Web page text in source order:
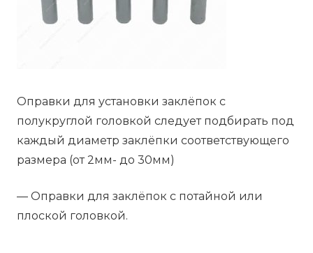
Оправки для установки заклёпок с
полукруглой головкой следует подбирать под
каждый диаметр заклёпки соответствующего
размера (от 2мм- до 30мм)
— Оправки для заклёпок с потайной или
плоской головкой.